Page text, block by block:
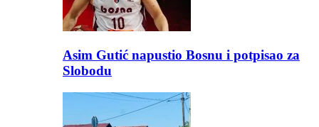
Asim Gutić napustio Bosnu i potpisao za
Slobodu